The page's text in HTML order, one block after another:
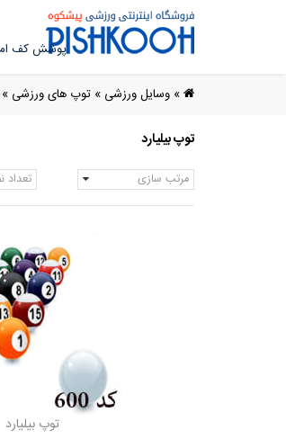
پوشش کف
» وسایل ورزشی » توپ های ورزشی »
توپ بیلیارد
مرتب سازی تعداد
توپ بیلیارد